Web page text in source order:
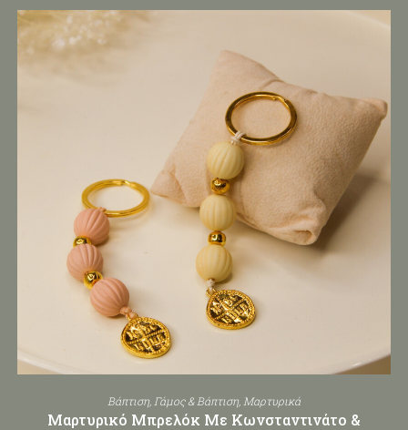
Βάπτιση Γάμος & Βάπτιση Μαρτυρικά
Μαρτυρικό Μπρελόκ Με Κωνσταντινάτο &